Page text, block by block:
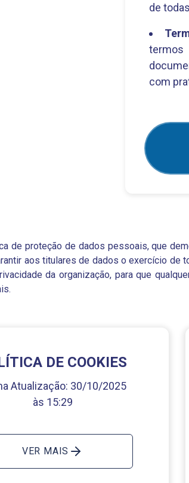
de
termos
com
de proteção de dados pessoais, que
aos titulares de dados o exercício de
da organização, para que
DE COOKIES
Atualização: 30/10/2025
às 15:29
VER MAIS